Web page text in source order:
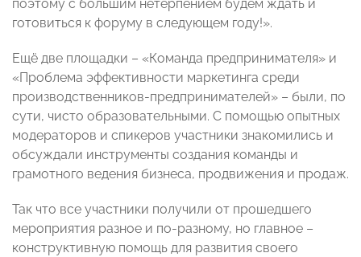
поэтому с большим нетерпением будем ждать и
готовиться к форуму в следующем году!».
Ещё две площадки – «Команда предпринимателя» и
«Проблема эффективности маркетинга среди
производственников-предпринимателей» – были, по
сути, чисто образовательными. С помощью опытных
модераторов и спикеров участники знакомились и
обсуждали инструменты создания команды и
грамотного ведения бизнеса, продвижения и продаж.
Так что все участники получили от прошедшего
мероприятия разное и по-разному, но главное –
конструктивную помощь для развития своего